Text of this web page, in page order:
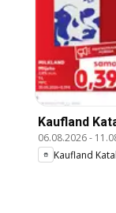
Kaufland
06.08.2026-
Kaufland